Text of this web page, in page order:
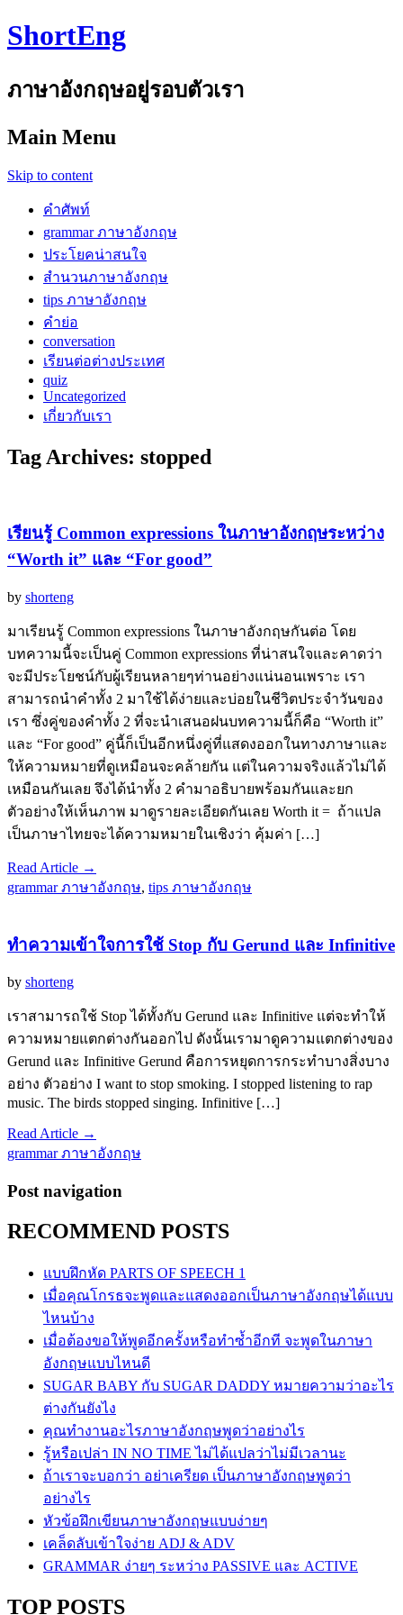
ShortEng
ภาษาอังกฤษอยู่รอบตัวเรา
Main Menu
Skip to content
คำศัพท์
grammar ภาษาอังกฤษ
ประโยคน่าสนใจ
สำนวนภาษาอังกฤษ
tips ภาษาอังกฤษ
คำย่อ
conversation
เรียนต่อต่างประเทศ
quiz
Uncategorized
เกี่ยวกับเรา
Tag Archives: stopped
เรียนรู้ Common expressions ในภาษาอังกฤษระหว่าง
“Worth it” และ “For good”
by shorteng
มาเรียนรู้ Common expressions ในภาษาอังกฤษกันต่อ โดย
บทความนี้จะเป็นคู่ Common expressions ที่น่าสนใจและคาดว่า
จะมีประโยชน์กับผู้เรียนหลายๆท่านอย่างแน่นอนเพราะ เรา
สามารถนำคำทั้ง 2 มาใช้ได้ง่ายและบ่อยในชีวิตประจำวันของ
เรา ซึ่งคู่ของคำทั้ง 2 ที่จะนำเสนอฝนบทความนี้ก็คือ “Worth it”
และ “For good” คู่นี้ก็เป็นอีกหนึ่งคู่ที่แสดงออกในทางภาษาและ
ให้ความหมายที่ดูเหมือนจะคล้ายกัน แต่ในความจริงแล้วไม่ได้
เหมือนกันเลย จึงได้นำทั้ง 2 คำมาอธิบายพร้อมกันและยก
ตัวอย่างให้เห็นภาพ มาดูรายละเอียดกันเลย Worth it = ถ้าแปล
เป็นภาษาไทยจะได้ความหมายในเชิงว่า คุ้มค่า […]
Read Article →
grammar ภาษาอังกฤษ, tips ภาษาอังกฤษ
ทำความเข้าใจการใช้ Stop กับ Gerund และ Infinitive
by shorteng
เราสามารถใช้ Stop ได้ทั้งกับ Gerund และ Infinitive แต่จะทำให้
ความหมายแตกต่างกันออกไป ดังนั้นเรามาดูความแตกต่างของ
Gerund และ Infinitive Gerund คือการหยุดการกระทำบางสิ่งบาง
อย่าง ตัวอย่าง I want to stop smoking. I stopped listening to rap
music. The birds stopped singing. Infinitive […]
Read Article →
grammar ภาษาอังกฤษ
Post navigation
RECOMMEND POSTS
แบบฝึกหัด PARTS OF SPEECH 1
เมื่อคุณโกรธจะพูดและแสดงออกเป็นภาษาอังกฤษได้แบบ
ไหนบ้าง
เมื่อต้องขอให้พูดอีกครั้งหรือทำซ้ำอีกที จะพูดในภาษา
อังกฤษแบบไหนดี
SUGAR BABY กับ SUGAR DADDY หมายความว่าอะไร
ต่างกันยังไง
คุณทำงานอะไรภาษาอังกฤษพูดว่าอย่างไร
รู้หรือเปล่า IN NO TIME ไม่ได้แปลว่าไม่มีเวลานะ
ถ้าเราจะบอกว่า อย่าเครียด เป็นภาษาอังกฤษพูดว่า
อย่างไร
หัวข้อฝึกเขียนภาษาอังกฤษแบบง่ายๆ
เคล็ดลับเข้าใจง่าย ADJ & ADV
GRAMMAR ง่ายๆ ระหว่าง PASSIVE และ ACTIVE
TOP POSTS